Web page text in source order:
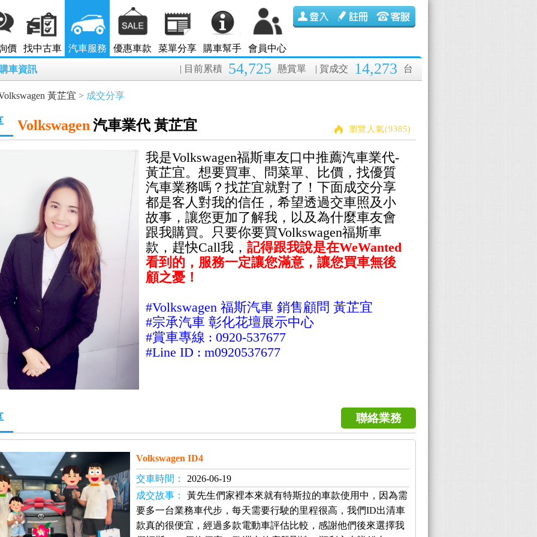
價 找中古車 汽車服務 優惠車款 菜單分享 購車幫手 會員中心
車資訊 | 賀成交 14,273 台
| 目前累積 54,725 懸賞單
黃芷宜 > 成交分享
Volkswagen 汽車業代 黃芷宜 瀏覽人氣(9385)
我是Volkswagen福斯車友口中推薦汽車業代-
黃芷宜。想要買車、問菜單、比價，找優質
汽車業務嗎 ？找芷宜就對了！下面成交分享
都是客人對我的信任，希望透過交車照及小
故事，讓您更加了解我，以及為什麼車友會
跟我購買。只要你要買Volkswagen福斯車
款 ，趕快Call我，記得跟我說是在WeWanted
看到的，服務一定讓您滿意，讓您買車無後
顧之憂！
#Volkswagen 福斯汽車銷售顧問 黃芷宜
#宗承汽車 彰化花壇展示中心
#賞車專線 : 0920-537677
#Line ID : m0920537677
聯絡業務
Volkswagen ID4
交車時間：
2026-06-19
成交故事：
黃先生們家裡本來就有特斯拉的車款使用中，因為需
要多一台業務車代步，每天需要行駛的里程很高，我們ID出清車
款真的很便宜，經過多款電動車評估比較，感謝他們後來選擇我